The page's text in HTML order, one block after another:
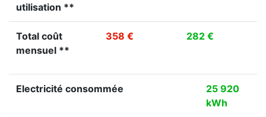
utilisation **
Total coût
mensuel **
358 € 282 €
Electricité consommée
25 920
kWh